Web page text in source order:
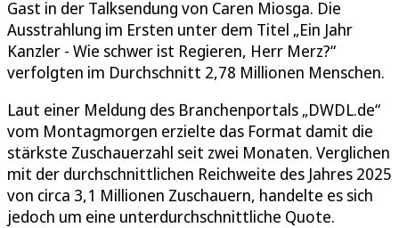
Gast in der Talksendung von Caren Miosga. Die
Ausstrahlung im Ersten unter dem Titel „Ein Jahr
Kanzler - Wie schwer ist Regieren, Herr Merz?“
verfolgten im Durchschnitt 2,78 Millionen Menschen.
Laut einer Meldung des Branchenportals „DWDL.de“
vom Montagmorgen erzielte das Format damit die
stärkste Zuschauerzahl seit zwei Monaten. Verglichen
mit der durchschnittlichen Reichweite des Jahres 2025
von circa 3,1 Millionen Zuschauern, handelte es sich
jedoch um eine unterdurchschnittliche Quote.